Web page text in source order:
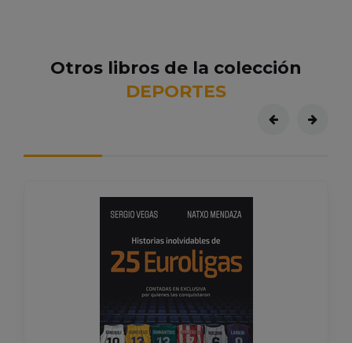
Otros libros de la colección
DEPORTES